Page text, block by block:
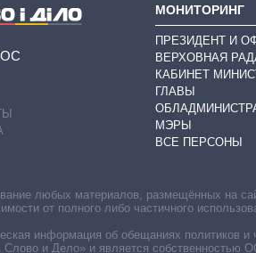
МОНИТОРИНГ
ПРЕЗИДЕНТ И
ВЕРХОВНАЯ
КАБИНЕТ
ГЛАВЫ
МЭРЫ
ВСЕ ПЕРСОНЫ
любых материалов, размещённых на
от полного либо частичного
информация об обещаниях политиков
и Дело» и является собственностью